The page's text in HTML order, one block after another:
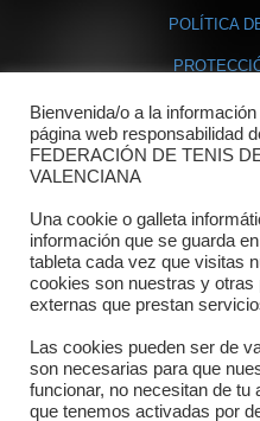
POLÍTICA
POLÍTICA
Directorio
Bienvenida/o a la
página web responsabilidad
FEDERACIÓN DE TENIS
VALENCIANA
Una cookie o galleta
información que se guarda
tableta cada vez que visitas
cookies son nuestras y otras
externas que prestan
Las cookies pueden ser de
son necesarias para que
funcionar, no necesitan de
que tenemos activadas por